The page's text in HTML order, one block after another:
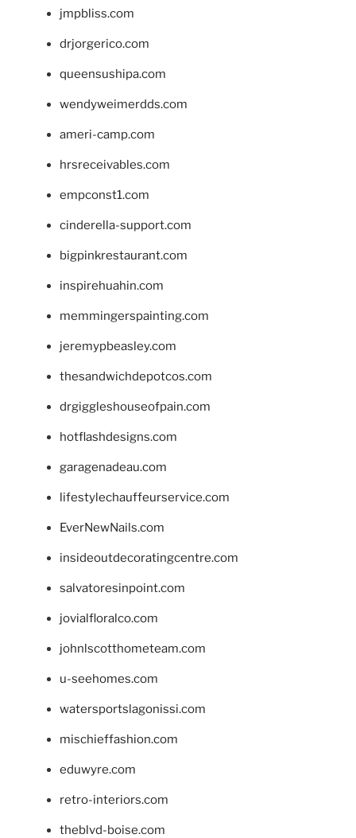
jmpbliss.com
drjorgerico.com
queensushipa.com
wendyweimerdds.com
ameri-camp.com
hrsreceivables.com
empconst1.com
cinderella-support.com
bigpinkrestaurant.com
inspirehuahin.com
memmingerspainting.com
jeremypbeasley.com
thesandwichdepotcos.com
drgiggleshouseofpain.com
hotflashdesigns.com
garagenadeau.com
lifestylechauffeurservice.com
EverNewNails.com
insideoutdecoratingcentre.com
salvatoresinpoint.com
jovialfloralco.com
johnlscotthometeam.com
u-seehomes.com
watersportslagonissi.com
mischieffashion.com
eduwyre.com
retro-interiors.com
theblvd-boise.com